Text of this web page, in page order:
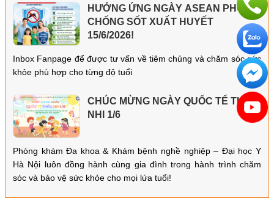
HƯỞNG ỨNG NGÀY ASEAN PHÒNG,
CHỐNG SỐT XUẤT HUYẾT
15/6/2026!
Inbox Fanpage để được tư vấn về tiêm chủng và chăm sóc sức
khỏe phù hợp cho từng độ tuổi
CHÚC MỪNG NGÀY QUỐC TẾ THIẾU
NHI 1/6
Phòng khám Đa khoa & Khám bệnh nghề nghiệp – Đại học Y
Hà Nội luôn đồng hành cùng gia đình trong hành trình chăm
sóc và bảo vệ sức khỏe cho mọi lứa tuổi!